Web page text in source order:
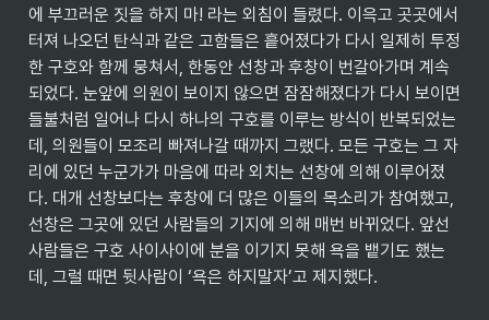
에 부끄러운 짓을 하지 마! 라는 외침이 들렸다. 이윽고 곳곳에서
터져 나오던 탄식과 같은 고함들은 흩어졌다가 다시 일제히 투정
한 구호와 함께 뭉쳐서, 한동안 선창과 후창이 번갈아가며 계속
되었다. 눈앞에 의원이 보이지 않으면 잠잠해졌다가 다시 보이면
들불처럼 일어나 다시 하나의 구호를 이루는 방식이 반복되었는
데, 의원들이 모조리 빠져나갈 때까지 그랬다. 모든 구호는 그 자
리에 있던 누군가가 마음에 따라 외치는 선창에 의해 이루어졌
다. 대개 선창보다는 후창에 더 많은 이들의 목소리가 참여했고,
선창은 그곳에 있던 사람들의 기지에 의해 매번 바뀌었다. 앞선
사람들은 구호 사이사이에 분을 이기지 못해 욕을 뱉기도 했는
데, 그럴 때면 뒷사람이 ‘욕은 하지말자’고 제지했다.